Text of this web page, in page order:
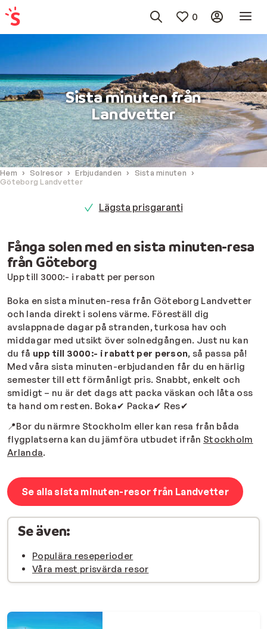
0
Sista minuten från
Landvetter
Hem Solresor Erbjudanden
Sista minuten
Göteborg Landvetter
Lägsta prisgaranti
Fånga solen med en sista minuten-resa
från Göteborg
Upp till 3000:- i rabatt per person
Boka en sista minuten-resa från Göteborg Landvetter
och landa direkt i solens värme. Föreställ dig
avslappnade dagar på stranden, turkosa hav och
middagar med utsikt över solnedgången. Just nu kan
du få upp till 3000:- i rabatt per person, så passa på!
Med våra sista minuten-erbjudanden får du en härlig
semester till ett förmånligt pris. Snabbt, enkelt och
smidigt – nu är det dags att packa väskan och låta oss
ta hand om resten. Boka✔ Packa✔ Res✔
📍Bor du närmre Stockholm eller kan resa från båda
flygplatserna kan du jämföra utbudet ifrån Stockholm
Arlanda.
Se alla sista minuten-resor från Landvetter
Se även:
Populära reseperioder
Våra mest prisvärda resor